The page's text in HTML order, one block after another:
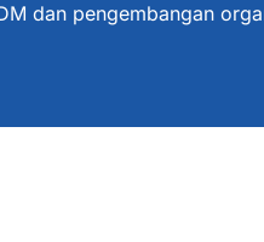
dan pengembangan